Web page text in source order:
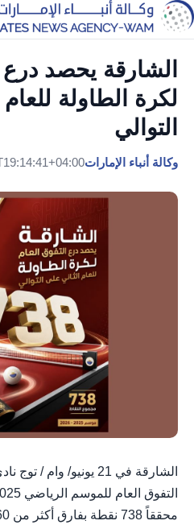
الشارقة يحصد درع
لكرة الطاولة
التوالي
وكالة أنباء الإمارات
الشارقة في 21 يونيو/